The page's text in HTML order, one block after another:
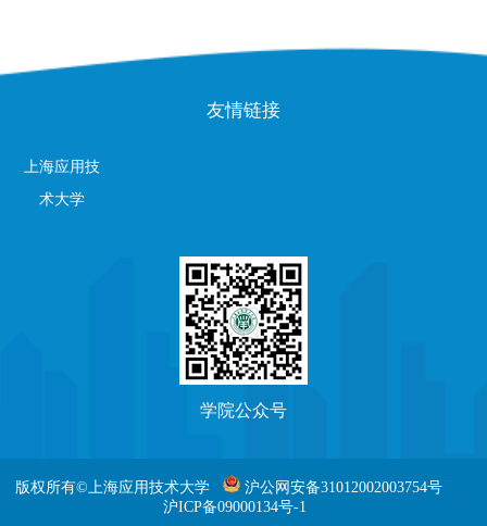
友情链接
上海应用技
术大学
学院公众号
版权所有©上海应用技术大学
沪公网安备31012002003754号
沪ICP备09000134号-1